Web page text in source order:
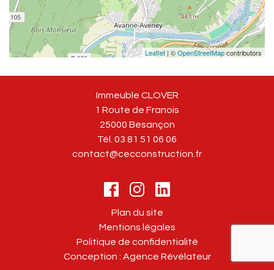
Leaflet | ©OpenStreetMapcontributors
Immeuble CLOVER
1 Route de Franois
25000 Besançon
Tél. 03 81 51 06 06
contact@cecconstruction.fr
Plan du site
Mentions légales
Politique de confidentialité
Conception : Agence Révélateur